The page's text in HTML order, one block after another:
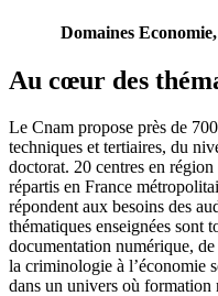
Domaines
Au cœur des
Le Cnam propose près de
techniques et tertiaires, du
doctorat. 20 centres en
répartis en France
répondent aux besoins des
thématiques enseignées sont
documentation numérique,
la criminologie à l’économie
dans un univers où formation